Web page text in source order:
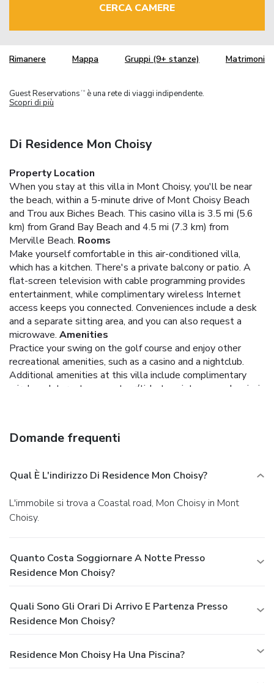
CERCA CAMERE
Rimanere Mappa Gruppi (9+ stanze) Matrimoni
Guest Reservations TM
è una rete di viaggi indipendente.
Scopri di più
Di Residence Mon Choisy
Property Location
When you stay at this villa in Mont Choisy, you'll be near
the beach, within a 5-minute drive of Mont Choisy Beach
and Trou aux Biches Beach. This casino villa is 3.5 mi (5.6
km) from Grand Bay Beach and 4.5 mi (7.3 km) from
Merville Beach. Rooms
Make yourself comfortable in this air-conditioned villa,
which has a kitchen. There's a private balcony or patio. A
flat-screen television with cable programming provides
entertainment, while complimentary wireless Internet
access keeps you connected. Conveniences include a desk
and a separate sitting area, and you can also request a
microwave. Amenities
Practice your swing on the golf course and enjoy other
recreational amenities, such as a casino and a nightclub.
Additional amenities at this villa include complimentary
wireless Internet access, tour/ticket assistance, and a picnic
Domande frequenti
Qual È L'indirizzo Di Residence Mon Choisy?
L'immobile si trova a Coastal road, Mon Choisy in Mont
Choisy.
Quanto Costa Soggiornare A Notte Presso
Residence Mon Choisy?
Quali Sono Gli Orari Di Arrivo E Partenza Presso
Residence Mon Choisy?
Residence Mon Choisy Ha Una Piscina?